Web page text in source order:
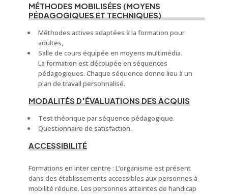
MÉTHODES MOBILISÉES (MOYENS
PÉDAGOGIQUES ET TECHNIQUES)
Méthodes actives adaptées à la formation pour
adultes,
Salle de cours équipée en moyens multimédia.
La formation est découpée en séquences
pédagogiques. Chaque séquence donne lieu à un
plan de travail personnalisé.
MODALITÉS D'ÉVALUATIONS DES ACQUIS
Test théorique par séquence pédagogique.
Questionnaire de satisfaction.
ACCESSIBILITÉ
Formations en inter centre : L’organisme est présent
dans des établissements accessibles aux personnes à
mobilité réduite. Les personnes atteintes de handicap